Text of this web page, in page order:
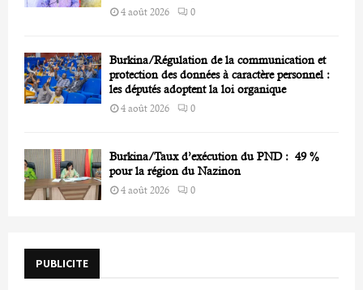
4 août 2026 0
Burkina/Régulation de la communication et
protection des données à caractère personnel :
les députés adoptent la loi organique
4 août 2026 0
Burkina/Taux d’exécution du PND : 49 %
pour la région du Nazinon
4 août 2026 0
PUBLICITE